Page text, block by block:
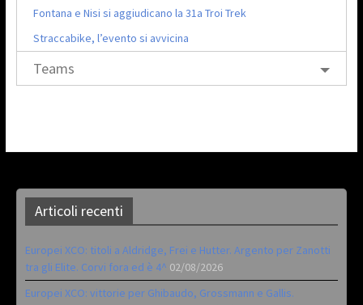
Fontana e Nisi si aggiudicano la 31a Troi Trek
Straccabike, l’evento si avvicina
Teams
Articoli recenti
Europei XCO: titoli a Aldridge, Frei e Hutter. Argento per Zanotti
tra gli Elite. Corvi fora ed è 4^ 02/08/2026
Europei XCO: vittorie per Ghibaudo, Grossmann e Gallis.